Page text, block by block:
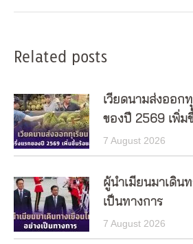
Related posts
เวียดนามส่งออก
ของปี 2569 เพิ่ม
7 August 2026
ผู้นำเมียนมาเดิน
เป็นทางการ
7 August 2026